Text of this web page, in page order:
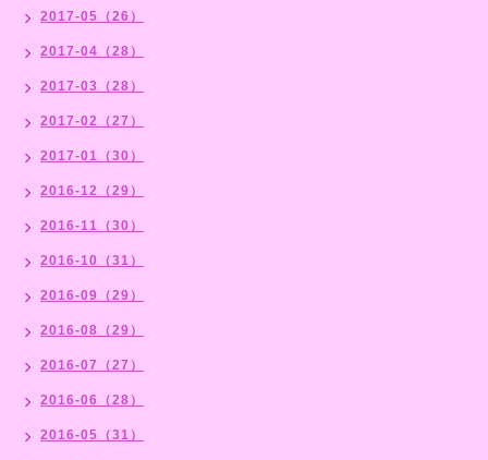
2017-05（26）
2017-04（28）
2017-03（28）
2017-02（27）
2017-01（30）
2016-12（29）
2016-11（30）
2016-10（31）
2016-09（29）
2016-08（29）
2016-07（27）
2016-06（28）
2016-05（31）